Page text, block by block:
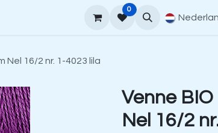
Hoe te bestellen
0
Nel 16/2 nr. 1-4023 lila
Venne
Nel 16/2